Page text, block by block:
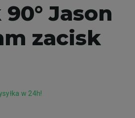
Jason
zacisk
w 24h!